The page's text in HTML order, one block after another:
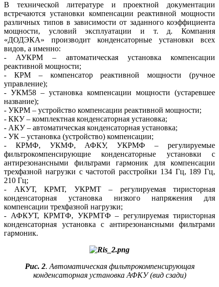
В технической литературе и проектной документации
встречаются установки компенсации реактивной мощности
различных типов в зависимости от заданного коэффициента
мощности, условий эксплуатации и т. д. Компания
«ДОДЭКА» производит конденсаторные установки всех
видов, а именно:
- АУКРМ – автоматическая установка компенсации
реактивной мощности;
- КРМ – компенсатор реактивной мощности (ручное
управление);
- УКМ58 – установка компенсации мощности (устаревшее
название);
- УКРМ – устройство компенсации реактивной мощности;
- ККУ – комплектная конденсаторная установка;
- АКУ – автоматическая конденсаторная установка;
- УК – установка (устройство) компенсации;
- КРМФ, УКМФ, АФКУ, ­УКРМФ – регулируемые
фильтрокомпенсирующие конденсаторные установки с
антирезонансными фильтрами гармоник для компенсации
трехфазной нагрузки с частотой расстройки 134 Гц, 189 Гц,
210 Гц;
- АКУТ, КРМТ, УКРМТ – регулируемая тиристорная
конденсаторная установка низкого напряжения для
компенсации трехфазной нагрузки;
- АФКУТ, КРМТФ, УКРМТФ – регулируемая тиристорная
конденсаторная установка с антирезонансными фильтрами
гармоник.
Рис. 2. Автоматическая фильтрокомпенсирующая
конденсаторная установка АФКУ (вид сзади)